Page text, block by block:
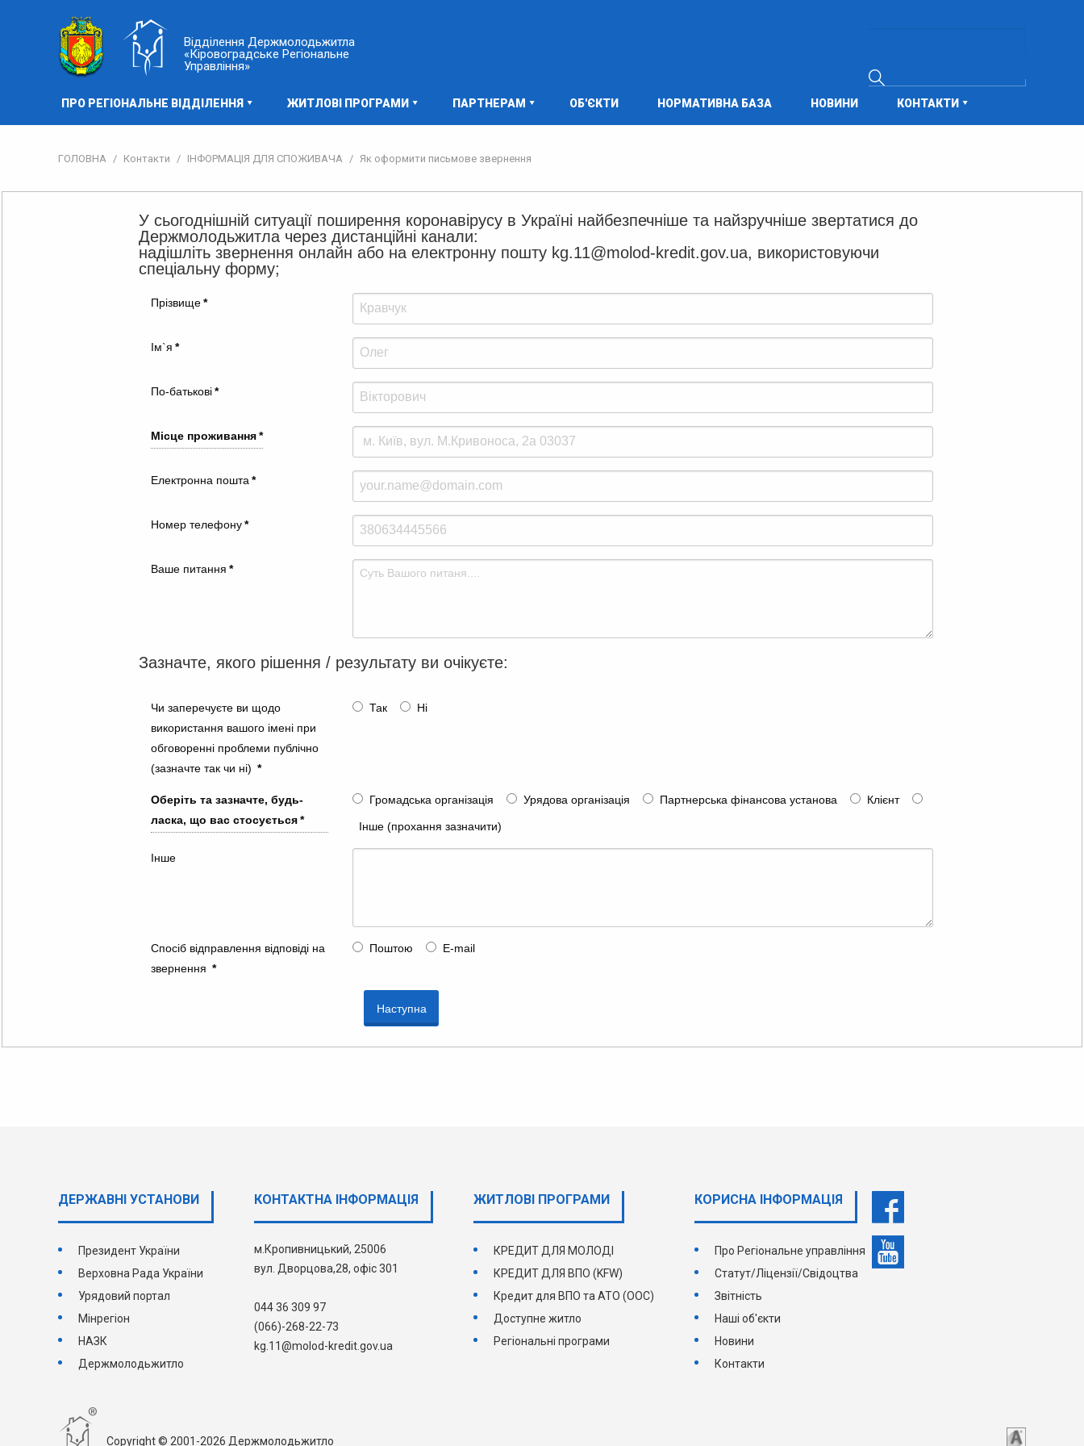
Відділення Держмолодьжитла
«Кіровоградське Регіональне
Управління»
ПРО РЕГІОНАЛЬНЕ ВІДДІЛЕННЯ ЖИТЛОВІ ПРОГРАМИ ПАРТНЕРАМ ОБ'ЄКТИ НОРМАТИВНА БАЗА НОВИНИ КОНТАКТИ
ГОЛОВНА / Контакти / ІНФОРМАЦІЯ ДЛЯ СПОЖИВАЧА / Як оформити письмове звернення
У сьогоднішній ситуації поширення коронавірусу в Україні найбезпечніше та найзручніше звертатися до
Держмолодьжитла через дистанційні канали:
надішліть звернення онлайн або на електронну пошту kg.11@molod-kredit.gov.ua, використовуючи
спеціальну форму;
Прізвище*
Ім`я *
По-батькові*
Місце проживання*
Електронна пошта *
Номер телефону*
Ваше питання *
Зазначте, якого рішення / результату ви очікуєте:
Чи заперечуєте ви щодо
використання вашого імені при
обговоренні проблеми публічно
(зазначте так чи ні) *
Так Ні
Оберіть та зазначте, будь-
ласка, що вас стосується*
Громадська організація Урядова організація Партнерська фінансова установа Клієнт
Інше (прохання зазначити)
Інше
Спосіб відправлення відповіді на
звернення *
Поштою E-mail
Наступна
ДЕРЖАВНI УСТАНОВИ
Президент України
Верховна Рада України
Урядовий портал
Мінрегіон
НАЗК
Держмолодьжитло
КОНТАКТНА ІНФОРМАЦІЯ
м.Кропивницький, 25006
вул. Дворцова,28, офіс 301
044 36 309 97
(066)-268-22-73
kg.11@molod-kredit.gov.ua
ЖИТЛОВІ ПРОГРАМИ
КРЕДИТ ДЛЯ МОЛОДІ
КРЕДИТ ДЛЯ ВПО (KFW)
Кредит для ВПО та АТО (ООС)
Доступне житло
Регіональні програми
КОРИСНА ІНФОРМАЦІЯ
Про Регіональне управління
Статут/Ліцензії/Свідоцтва
Звітність
Наші об'єкти
Новини
Контакти
Copyright © 2001-2026 Держмолодьжитло